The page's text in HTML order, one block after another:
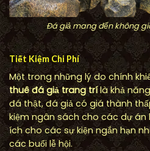
Đá giả mang đến không
Tiết Kiệm Chi Phí
Một trong những lý do chính
thuê đá giả trang trílà khả
đá thật, đá giả có giá thành
kiệm ngân sách cho các dự án
ích cho các sự kiện ngắn hạn
các buổi lễ hội.